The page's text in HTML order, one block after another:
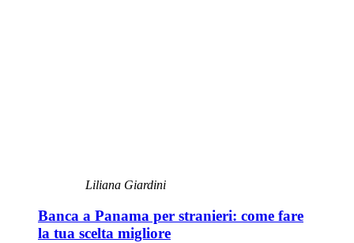
Liliana Giardini
Banca a Panama per stranieri: come fare
la tua scelta migliore